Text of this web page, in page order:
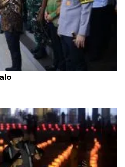
mudik gratis